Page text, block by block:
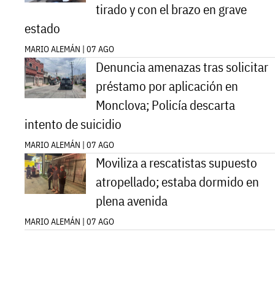
tirado y con el brazo en grave
estado
MARIO ALEMÁN | 07 AGO
Denuncia amenazas tras solicitar
préstamo por aplicación en
Monclova; Policía descarta
intento de suicidio
MARIO ALEMÁN | 07 AGO
Moviliza a rescatistas supuesto
atropellado; estaba dormido en
plena avenida
MARIO ALEMÁN | 07 AGO